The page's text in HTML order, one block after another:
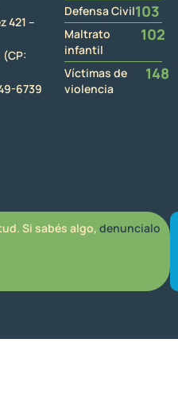
421 –
6739
Defensa Civil103
Maltrato
infantil
102
Víctimas de
violencia
148
Si sabés algo, denuncialo